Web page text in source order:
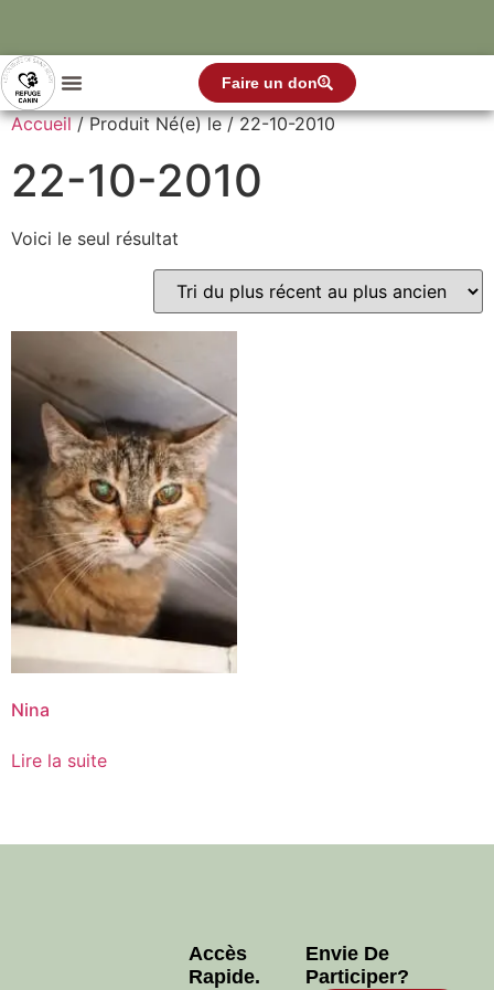
Faire un don
Accueil/ Produit Né(e) le / 22-10-2010
22-10-2010
Voici le seul résultat
Nina
Lire la suite
Accès
Rapide.
Envie De
Participer?